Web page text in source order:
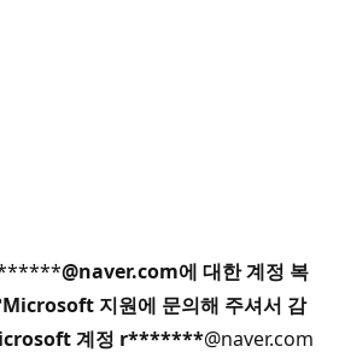
@naver.com에 대한 계정 복
지원에 문의해 주셔서 감
계정 r*******@naver.com